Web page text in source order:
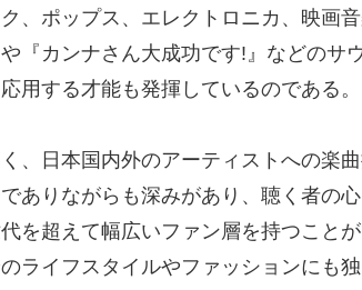
、ポップス、エレクトロニカ、映画
『カンナさん大成功です!』などのサ
用する才能も発揮しているのである。
、日本国内外のアーティストへの楽
ありながらも深みがあり、聴く者の
を超えて幅広いファン層を持つこと
ライフスタイルやファッションにも